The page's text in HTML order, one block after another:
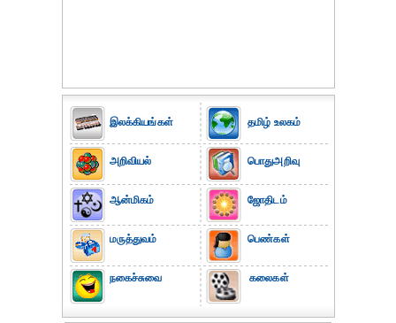
இலக்கியங்கள்
அறிவியல்
ஆன்மிகம்
மருத்துவம்
நகைச்சுவை
தமிழ் உலகம்
பொதுஅறிவு
ஜோதிடம்
பெண்கள்
கலைகள்